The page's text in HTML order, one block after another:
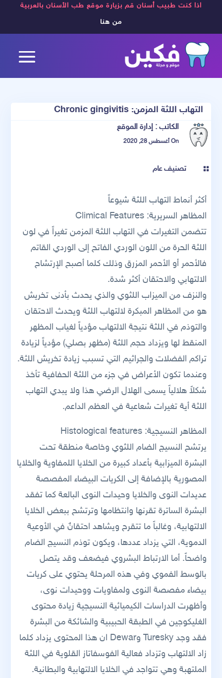
اذا كنت طبيب أسنان قم بزيارة موقع طب الأسنان بالعربية
من هنا
التهاب اللثة المزمن: Chronic gingivitis
الكاتب :إدارة الموقع
On أغسطس 28, 2020
 تصنيف عام
أكثر أنماط التهاب اللثة شيوعاً
المظاهر السريرية: Climical Features
تتضمن التغيرات في التهاب اللثة المزمن تغيراً في لون
اللثة الحرة من اللون الوردي الفاتح إلى الوردي القاتم
فالأحمر أو الأحمر المزرق وذلك كلما أصبح الإرتشاح
الالتهابي والاحتقان أكثر شدة.
والنزف من الميزاب اللثوي والذي يحدث بأدنى تخريش
هو من المظاهر المبكرة لالتهاب اللثة ويحدث الاحتقان
والتوذم في اللثة نتيجة الالتهاب مؤدياً لغياب المظهر
المنقط لها ويزداد حجم اللثة (مظهر بصلي) مؤدياً لزيادة
تراكم الفضلات والجراثيم التي تسبب زيادة تخريش اللثة.
وعندما تكون الأعراض في جزء من اللثة الحفافية تأخذ
شكلاً هلالياً يسمى الهلال الرضي هذا ولا يبدي التهاب
اللثة أية تغيرات شعاعية في العظم الداعم.
المظاهر النسيجية: Histological features
يرتشح النسيج الضام اللثوي وخاصة منطقة تحت
البشرة الميزابية بأعداد كبيرة من الخلايا اللمفاوية والخلايا
المصورية بالإضافة إلى الكريات البيضاء المفصصة
عديدات النوى والخلايا وحيدات النوى البالعة كما تفقد
البشرة الساترة تقرنها وانتظامها وترتشح ببعض الخلايا
الالتهابية، وغالباً ما تتقرح ويشاهد احتقانٌ في الأوعية
الدموية، التي يزداد عددها، ويكون توذم النسيج الضام
واضحاً. أما الارتباط البشروي فيضعف وقد يتصل
بالوسط الفموي وفي هذه المرحلة يحتوي على كريات
بيضاء مفصصة النوى ولمفاويات ووحيدات نوى،
وأظهرت الدراسات الكيميائية النسيجية زيادة محتوى
الغليكوجين في الطبقة الحبيبية والشائكة من البشرة
فقد وجد Turesky وDewar ان هذا المحتوى يزداد كلما
زاد الالتهاب وتزداد فعالية الفوسفاتاز القلوية في اللثة
الملتهبة وهي تتواجد في الخلايا الالتهابية والبطانية.